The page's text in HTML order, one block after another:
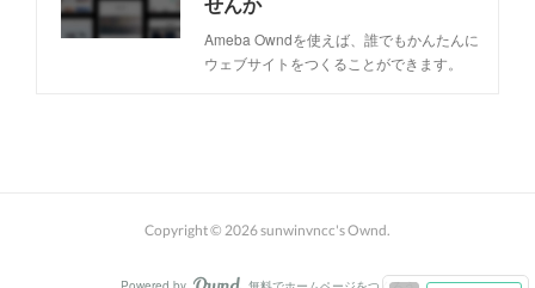
Ameba Owndを使えば、誰でもかんたんに
ウェブサイトをつくることができます。
Copyright © 2026sunwinvncc's Ownd.